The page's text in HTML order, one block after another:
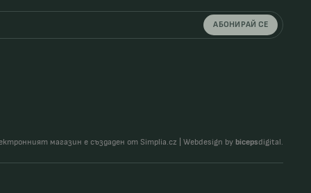
АБОНИРАЙ СЕ
магазин е създаден от Simplia.cz Webdesign by bicepsdigital.